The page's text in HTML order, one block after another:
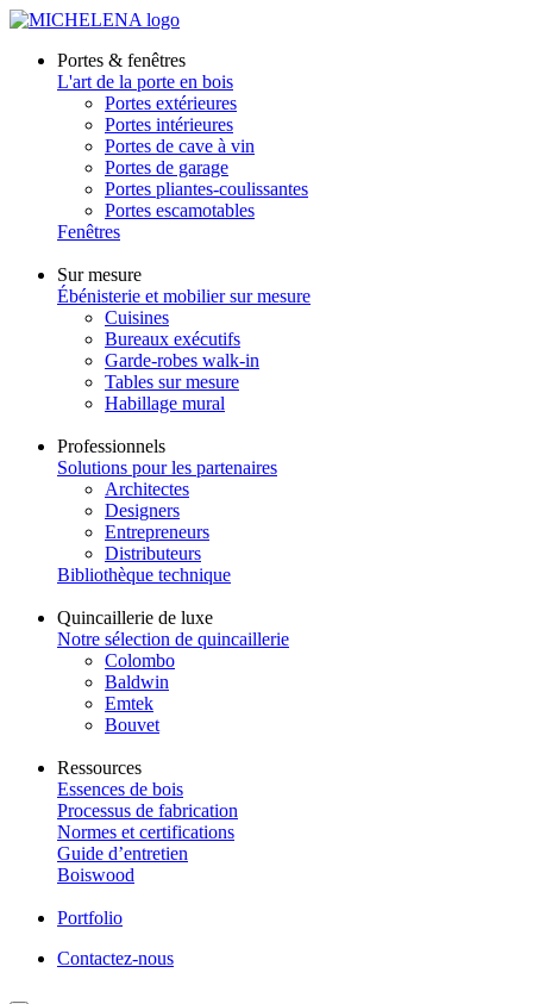
Portes & fenêtres
L'art de la porte en bois
Portes extérieures
Portes intérieures
Portes de cave à vin
Portes de garage
Portes pliantes-coulissantes
Portes escamotables
Fenêtres
Sur mesure
Ébénisterie et mobilier sur mesure
Cuisines
Bureaux exécutifs
Garde-robes walk-in
Tables sur mesure
Habillage mural
Professionnels
Solutions pour les partenaires
Architectes
Designers
Entrepreneurs
Distributeurs
Bibliothèque technique
Quincaillerie de luxe
Notre sélection de quincaillerie
Colombo
Baldwin
Emtek
Bouvet
Ressources
Essences de bois
Processus de fabrication
Normes et certifications
Guide d’entretien
Boiswood
Portfolio
Contactez-nous